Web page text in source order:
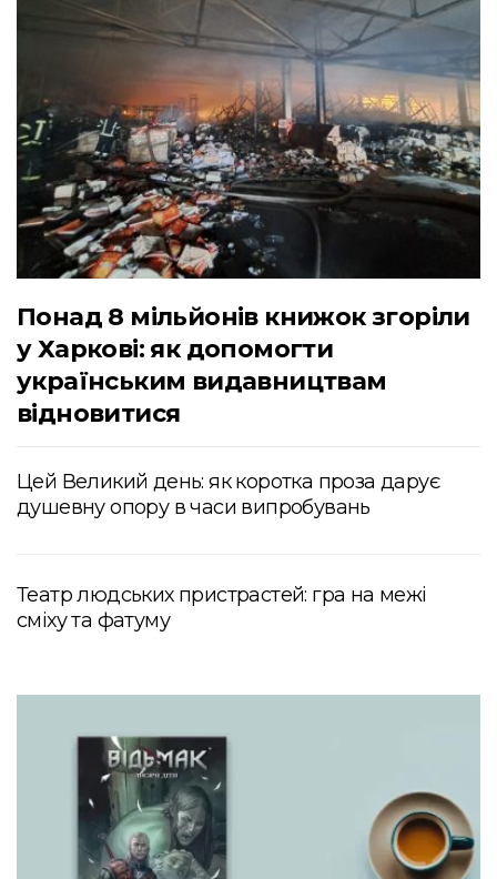
Понад 8 мільйонів книжок згоріли
у Харкові: як допомогти
українським видавництвам
відновитися
Цей Великий день: як коротка проза дарує
душевну опору в часи випробувань
Театр людських пристрастей: гра на межі
сміху та фатуму